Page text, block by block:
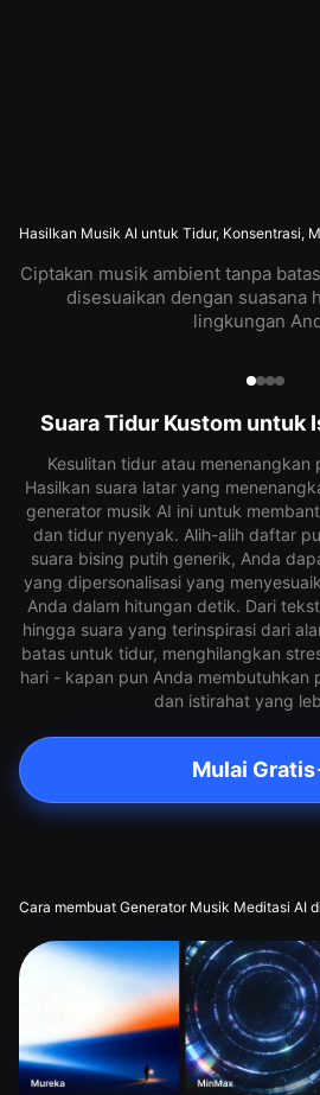
Hasilkan Musik AI untuk Tidur, Konsentrasi,
Ciptakan musik ambient tanpa
disesuaikan dengan suasana
lingkungan
Suara Tidur Kustom untuk
Kesulitan tidur atau menenangkan
Hasilkan suara latar yang
generator musik AI ini untuk
dan tidur nyenyak. Alih-alih daftar
suara bising putih generik, Anda
yang dipersonalisasi yang
Anda dalam hitungan detik. Dari
hingga suara yang terinspirasi dari
batas untuk tidur, menghilangkan
hari - kapan pun Anda membutuhkan
dan istirahat yang
Mulai Gratis
Cara membuat Generator Musik Meditasi AI